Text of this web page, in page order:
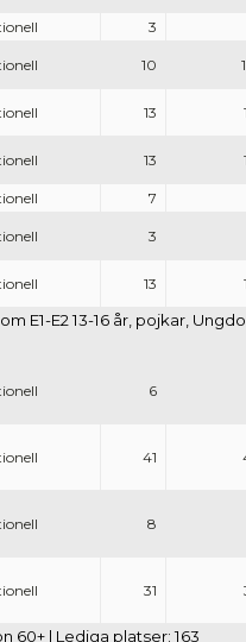
3
10
13
13
7
3
13
E1-E2 13-16 år, pojkar,
6
41
8
31
60+ | Lediga platser: 163